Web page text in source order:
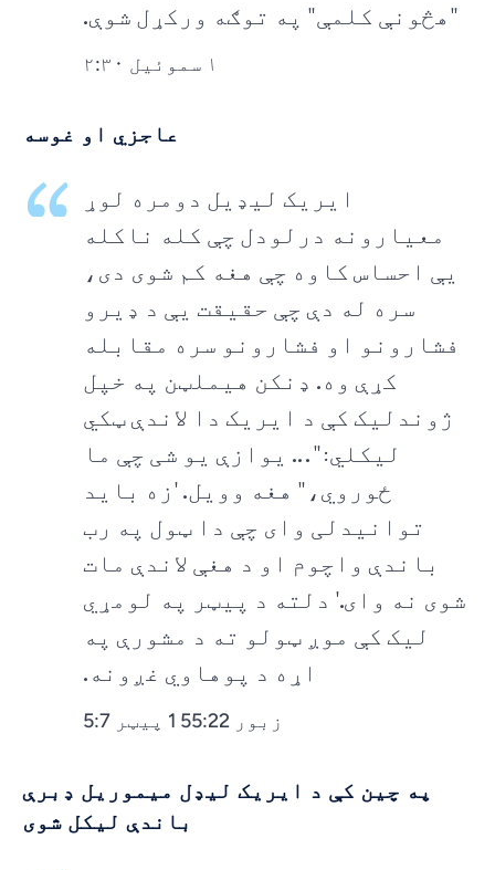
"هڅونې کلمې" په توګه ورکړل شوې.
۱ سموئیل ۲:۳۰
عاجزي او غوسه
ایریک لیډیل دومره لوړ
معیارونه درلودل چې کله ناکله
یې احساس کاوه چې هغه کم شوی دی،
سره له دې چې حقیقت یې د ډیرو
فشارونو او فشارونو سره مقابله
کړې وه. ډنکن هیملټن په خپل
ژوندلیک کې د ایریک دا لاندې ټکي
لیکلي: "... یوازې یو شی چې ما
ځوروي،" هغه وویل. 'زه باید
توانیدلی وای چې دا ټول په رب
باندې واچوم او د هغې لاندې مات
شوی نه وای.' دلته د پیټر په لومړي
لیک کې موږ ټولو ته د مشورې په
اړه د پوهاوي غږونه.
زبور 55:22 1 پیټر 5:7
په چین کې د ایریک لیډل میموریل ډبرې
باندې لیکل شوی